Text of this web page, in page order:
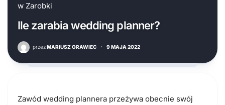
w Zarobki
Ile zarabia wedding planner?
przezMARIUSZ ORAWIEC · 9 MAJA 2022
Zawód wedding plannera przeżywa obecnie swój